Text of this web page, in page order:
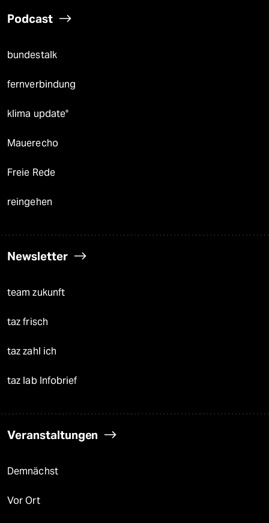
Podcast
bundestalk
fernverbindung
klima update°
Mauerecho
Freie Rede
reingehen
Newsletter
team zukunft
taz frisch
taz zahl ich
taz lab Infobrief
Veranstaltungen
Demnächst
Vor Ort